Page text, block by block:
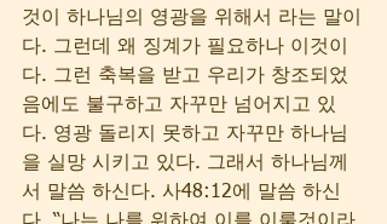
것이 하나님의 영광을 위해서 라는 말이
다. 그런데 왜 징계가 필요하나 이것이
다. 그런 축복을 받고 우리가 창조되었
음에도 불구하고 자꾸만 넘어지고 있
다. 영광 돌리지 못하고 자꾸만 하나님
을 실망 시키고 있다. 그래서 하나님께
서 말씀 하신다. 사48:12에 말씀 하신